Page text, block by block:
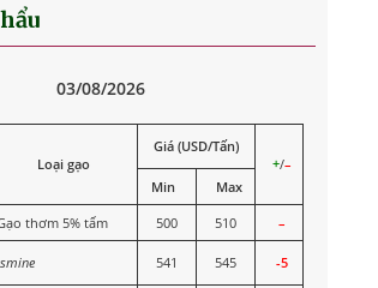
03/08/2026
Loại gạo
Giá (USD/Tấn)
+/–
Min
Max
thơm 5% tấm 500 510 –
541 545 -5